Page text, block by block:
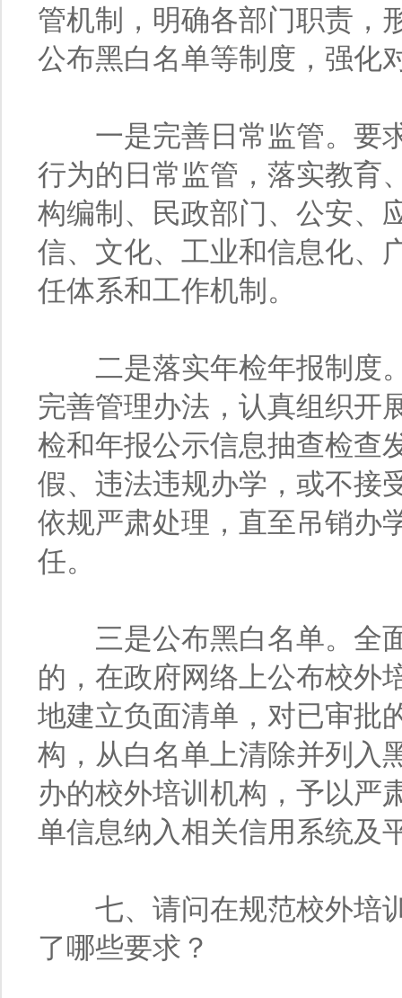
管机制，明确各部门职责，
公布黑白名单等制度，强化
一是完善日常监管。要求
行为的日常监管，落实教育
构编制、民政部门、公安、
信、文化、工业和信息化、
任体系和工作机制。
二是落实年检年报制度。
完善管理办法，认真组织开
检和年报公示信息抽查检查
假、违法违规办学，或不接
依规严肃处理，直至吊销办
任。
三是公布黑白名单。全面
的，在政府网络上公布校外
地建立负面清单，对已审批
构，从白名单上清除并列入
办的校外培训机构，予以严
单信息纳入相关信用系统及
七、请问在规范校外培训
了哪些要求？